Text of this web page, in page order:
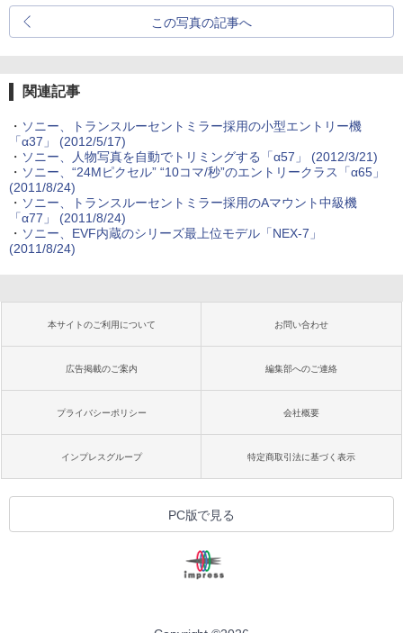
この写真の記事へ
関連記事
・ ソニー、トランスルーセントミラー採用の小型エントリー機
「α37」 (2012/5/17)
・ ソニー、人物写真を自動でトリミングする「α57」 (2012/3/21)
・ ソニー、“24Mピクセル” “10コマ/秒”のエントリークラス「α65」
(2011/8/24)
・ ソニー、トランスルーセントミラー採用のAマウント中級機
「α77」 (2011/8/24)
・ ソニー、EVF内蔵のシリーズ最上位モデル「NEX-7」
(2011/8/24)
本サイトのご利用について お問い合わせ
広告掲載のご案内 編集部へのご連絡
プライバシーポリシー 会社概要
インプレスグループ 特定商取引法に基づく表示
PC版で見る